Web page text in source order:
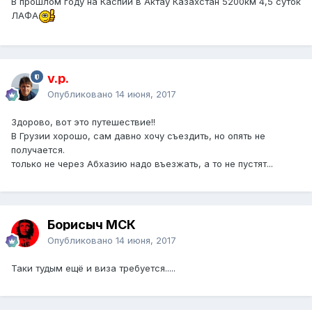
ЛАФА
v.p.
Опубликовано 14 июня, 2017
Здорово, вот это путешествие!!
В Грузии хорошо, сам давно хочу съездить, но опять не
получается.
только не через Абхазию надо въезжать, а то не пустят...
Борисыч МСК
Опубликовано 14 июня, 2017
Таки тудым ещё и виза требуется.....